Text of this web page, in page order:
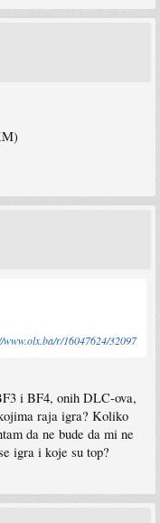
www.olx.ba/r/16047624/32097
i BF4, onih DLC-ova,
raja igra? Koliko
da ne bude da mi ne
igra i koje su top?